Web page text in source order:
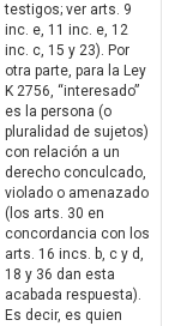
testigos; ver arts. 9
inc. e, 11 inc. e, 12
inc. c, 15 y 23). Por
otra parte, para la Ley
K 2756, “interesado”
es la persona (o
pluralidad de sujetos)
con relación a un
derecho conculcado,
violado o amenazado
(los arts. 30 en
concordancia con los
arts. 16 incs. b, c y d,
18 y 36 dan esta
acabada respuesta).
Es decir, es quien